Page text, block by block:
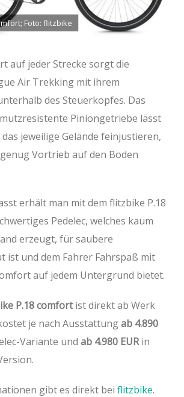
Foto: flitzbike
auf jeder Strecke sorgt die
Air Trekking mit ihrem
des Steuerkopfes. Das
Piniongetriebe lässt
jeweilige Gelände feinjustieren,
Vortrieb auf den Boden
erhält man mit dem flitzbike P.18
Pedelec, welches kaum
erzeugt, für saubere
ist und dem Fahrer Fahrspaß mit
auf jedem Untergrund bietet.
P.18 comfortist direkt ab Werk
je nach Ausstattungab 4.890
Variante und ab 4.980 EURin
gibt es direkt bei flitzbike.